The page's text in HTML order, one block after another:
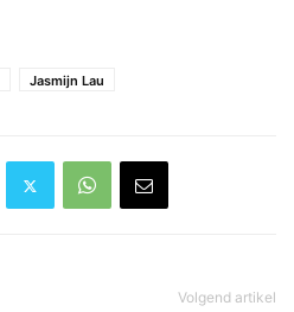
Jasmijn Lau
Volgend artikel